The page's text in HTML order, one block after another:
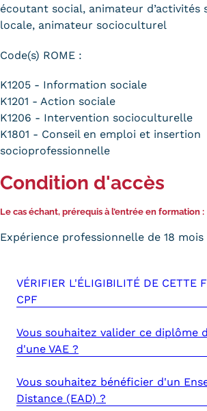
écoutant social, animateur d’activités
locale, animateur socioculturel
Code(s) ROME :
K1205 - Information sociale
K1201 - Action sociale
K1206 - Intervention socioculturelle
K1801 - Conseil en emploi et insertion
socioprofessionnelle
Condition d'accès
Le cas échant, prérequis à l’entrée en formation :
Expérience professionnelle de 18 mois
VÉRIFIER L'ÉLIGIBILITÉ DE CETTE
CPF
Vous souhaitez valider ce diplôme
d'une VAE ?
Vous souhaitez bénéficier d'un
Distance (EAD) ?